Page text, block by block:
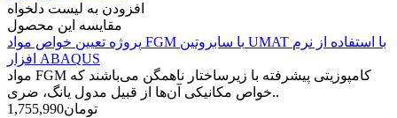
افزودن به لیست دلخواه
مقایسه این محصول
پروژه تعیین خواص مواد FGM با سابروتین UMAT با استفاده از نرم
افزار ABAQUS
مواد FGM کامپوزیتی پیشرفته با زیرساختار ناهمگن می‌باشند که
خواص مکانیکی آن‌ها از قبیل مدول یانگ، ضری..
1,755,990تومان